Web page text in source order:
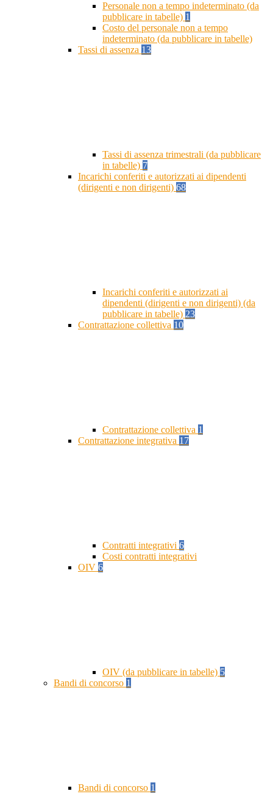
Personale non a tempo indeterminato (da
pubblicare in tabelle) 1
Costo del personale non a tempo
indeterminato (da pubblicare in tabelle)
Tassi di assenza 13
Tassi di assenza trimestrali (da pubblicare
in tabelle) 7
Incarichi conferiti e autorizzati ai dipendenti
(dirigenti e non dirigenti) 68
Incarichi conferiti e autorizzati ai
dipendenti (dirigenti e non dirigenti) (da
pubblicare in tabelle) 23
Contrattazione collettiva 10
Contrattazione collettiva 1
Contrattazione integrativa 17
Contratti integrativi 6
Costi contratti integrativi
OIV 6
OIV (da pubblicare in tabelle) 5
Bandi di concorso 1
Bandi di concorso 1